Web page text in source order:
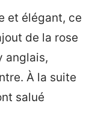
et élégant, ce
de la rose
anglais,
À la suite
salué